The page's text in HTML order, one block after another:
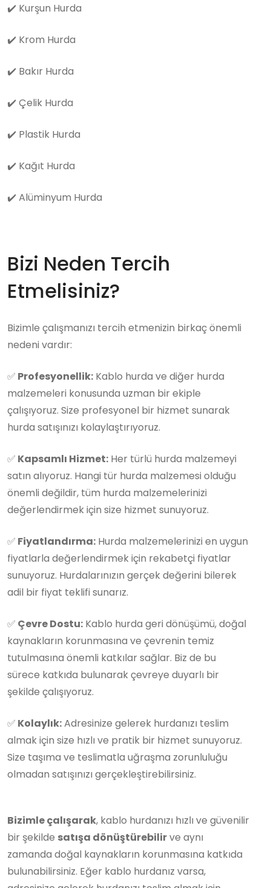
✔️ Kurşun Hurda
✔️ Krom Hurda
✔️ Bakır Hurda
✔️ Çelik Hurda
✔️ Plastik Hurda
✔️ Kağıt Hurda
✔️ Alüminyum Hurda
Bizi Neden Tercih
Etmelisiniz?
Bizimle çalışmanızı tercih etmenizin birkaç önemli
nedeni vardır:
✅ Profesyonellik: Kablo hurda ve diğer hurda
malzemeleri konusunda uzman bir ekiple
çalışıyoruz. Size profesyonel bir hizmet sunarak
hurda satışınızı kolaylaştırıyoruz.
✅ Kapsamlı Hizmet: Her türlü hurda malzemeyi
satın alıyoruz. Hangi tür hurda malzemesi olduğu
önemli değildir, tüm hurda malzemelerinizi
değerlendirmek için size hizmet sunuyoruz.
✅ Fiyatlandırma: Hurda malzemelerinizi en uygun
fiyatlarla değerlendirmek için rekabetçi fiyatlar
sunuyoruz. Hurdalarınızın gerçek değerini bilerek
adil bir fiyat teklifi sunarız.
✅ Çevre Dostu: Kablo hurda geri dönüşümü, doğal
kaynakların korunmasına ve çevrenin temiz
tutulmasına önemli katkılar sağlar. Biz de bu
sürece katkıda bulunarak çevreye duyarlı bir
şekilde çalışıyoruz.
✅ Kolaylık:Adresinize gelerek hurdanızı teslim
almak için size hızlı ve pratik bir hizmet sunuyoruz.
Size taşıma ve teslimatla uğraşma zorunluluğu
olmadan satışınızı gerçekleştirebilirsiniz.
Bizimle çalışarak, kablo hurdanızı hızlı ve güvenilir
bir şekilde satışa dönüştürebilirve aynı
zamanda doğal kaynakların korunmasına katkıda
bulunabilirsiniz. Eğer kablo hurdanız varsa,